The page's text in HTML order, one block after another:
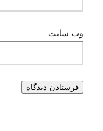
وب‌ سایت